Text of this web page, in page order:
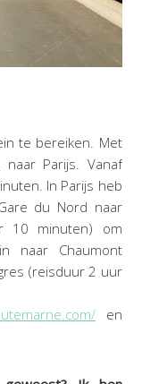
te bereiken. Met
naar Parijs. Vanaf
In Parijs heb
du Nord naar
10 minuten) om
naar Chaumont
(reisduur 2 uur
en